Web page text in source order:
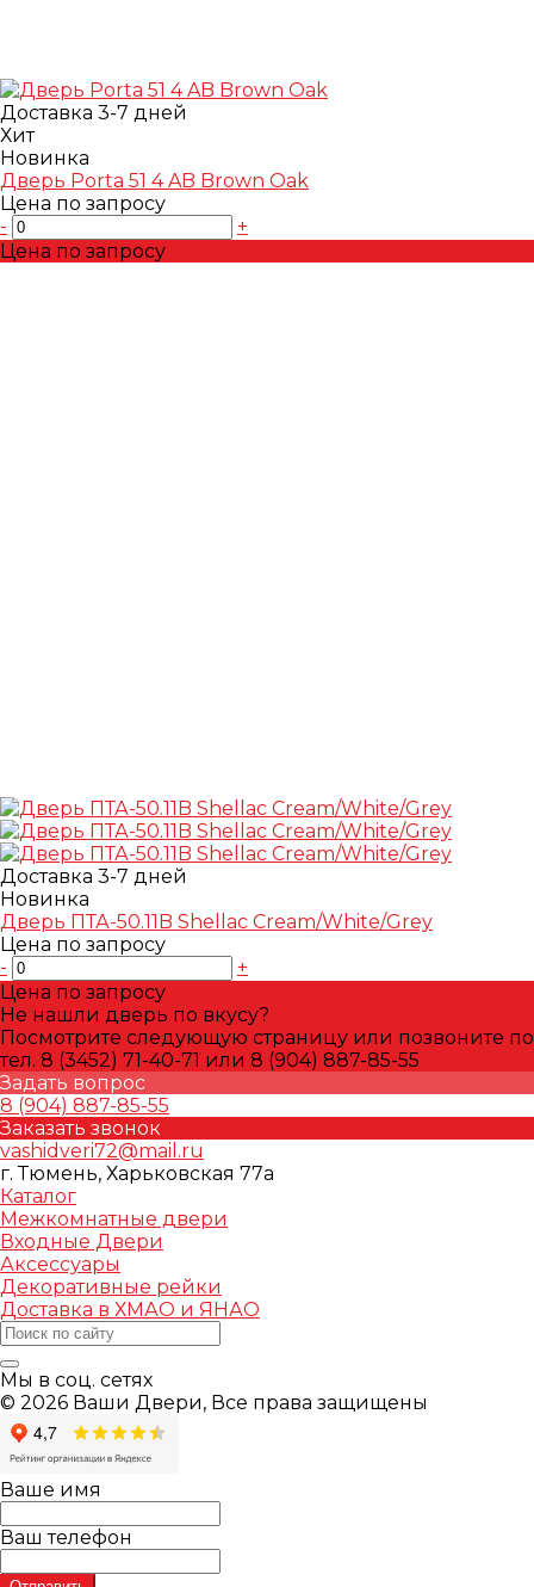
Доставка 3-7 дней
Хит
Новинка
Дверь Porta 51 4 AB Brown Oak
Цена по запросу
-
+
Цена по запросу
Доставка 3-7 дней
Новинка
Дверь ПТА-50.11B Shellac Cream/White/Grey
Цена по запросу
-
+
Цена по запросу
Не нашли дверь по вкусу?
Посмотрите следующую страницу или позвоните по
тел. 8 (3452) 71-40-71 или 8 (904) 887-85-55
Задать вопрос
8 (904) 887-85-55
Заказать звонок
vashidveri72@mail.ru
г. Тюмень, Харьковская 77а
Каталог
Межкомнатные двери
Входные Двери
Аксессуары
Декоративные рейки
Доставка в ХМАО и ЯНАО
Мы в соц. сетях
© 2026 Ваши Двери, Все права защищены
Ваше имя
Ваш телефон